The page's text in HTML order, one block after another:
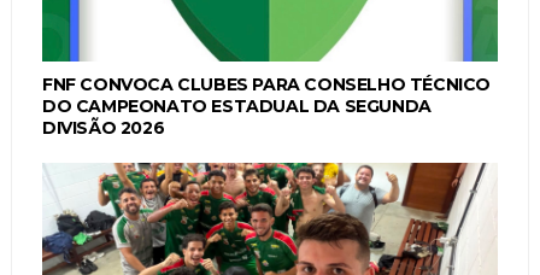
FNF CONVOCA CLUBES PARA CONSELHO TÉCNICO
DO CAMPEONATO ESTADUAL DA SEGUNDA
DIVISÃO 2026